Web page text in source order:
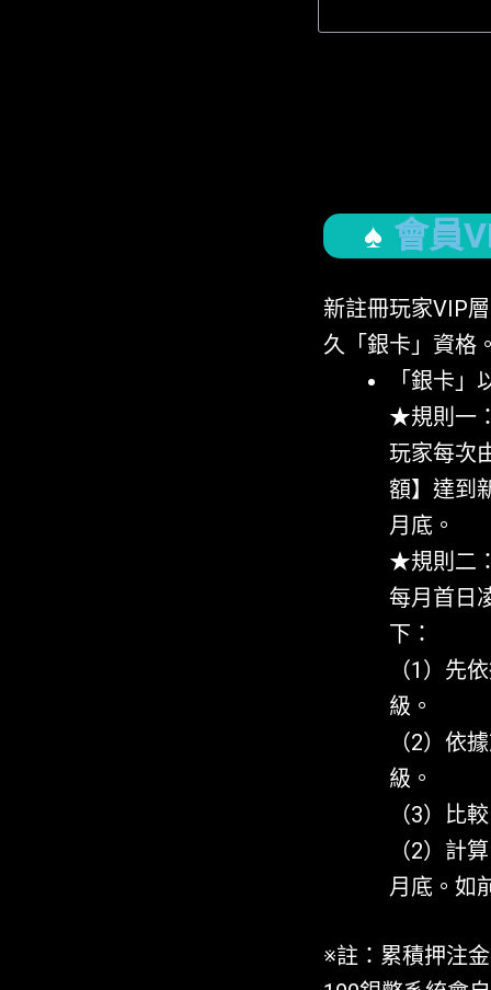
會員
新註冊玩家VIP
久「銀卡」資格
「銀卡
★規則一
玩家每次
額】達到
月底。
★規則二
每月首日
下：
（1）先
級。
（2）依
級。
（3）比
（2）計
月底。如
※註：累積押注